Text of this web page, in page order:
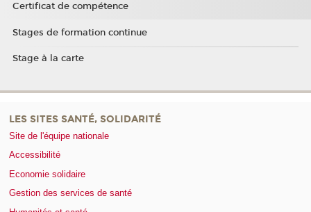
Certificat de compétence
Stages de formation continue
Stage à la carte
LES SITES SANTÉ, SOLIDARITÉ
Site de l'équipe nationale
Accessibilité
Economie solidaire
Gestion des services de santé